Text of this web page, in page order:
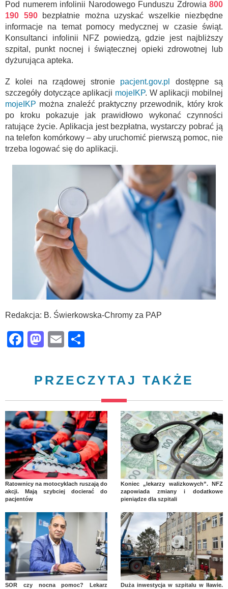
Pod numerem infolinii Narodowego Funduszu Zdrowia 800
190 590bezpłatnie można uzyskać wszelkie niezbędne
informacje na temat pomocy medycznej w czasie świąt.
Konsultanci infolinii NFZ powiedzą, gdzie jest najbliższy
szpital, punkt nocnej i świątecznej opieki zdrowotnej lub
dyżurująca apteka.
Z kolei na rządowej stronie pacjent.gov.pl dostępne są
szczegóły dotyczące aplikacji mojeIKP. W aplikacji mobilnej
mojeIKP można znaleźć praktyczny przewodnik, który krok
po kroku pokazuje jak prawidłowo wykonać czynności
ratujące życie. Aplikacja jest bezpłatna, wystarczy pobrać ją
na telefon komórkowy – aby uruchomić pierwszą pomoc, nie
trzeba logować się do aplikacji.
Redakcja: B. Świerkowska-Chromy za PAP
Facebook
Mastodon
Email
PRZECZYTAJ TAKŻE
Ratownicy na motocyklach ruszają do
akcji. Mają szybciej docierać do
pacjentów
Koniec „lekarzy walizkowych”. NFZ
zapowiada zmiany i dodatkowe
pieniądze dla szpitali
SOR czy nocna pomoc? Lekarz
Duża inwestycja w szpitalu w Iławie.